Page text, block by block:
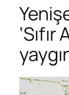
‘Sıfır